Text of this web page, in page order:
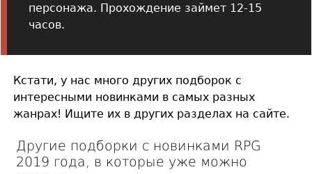
персонажа. Прохождение займет 12-15
часов.
Кстати, у нас много других подборок с
интересными новинками в самых разных
жанрах! Ищите их в других разделах на сайте.
Другие подборки с новинками RPG
2019 года, в которые уже можно